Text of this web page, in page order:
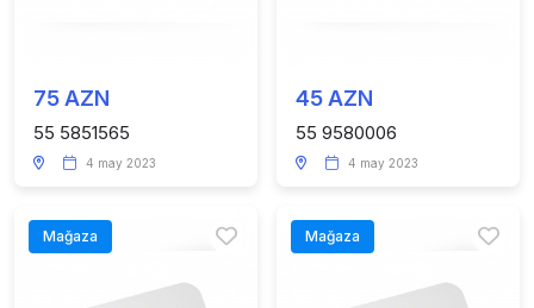
75 AZN
55 5851565
4 may 2023
45 AZN
55 9580006
4 may 2023
Mağaza Mağaza